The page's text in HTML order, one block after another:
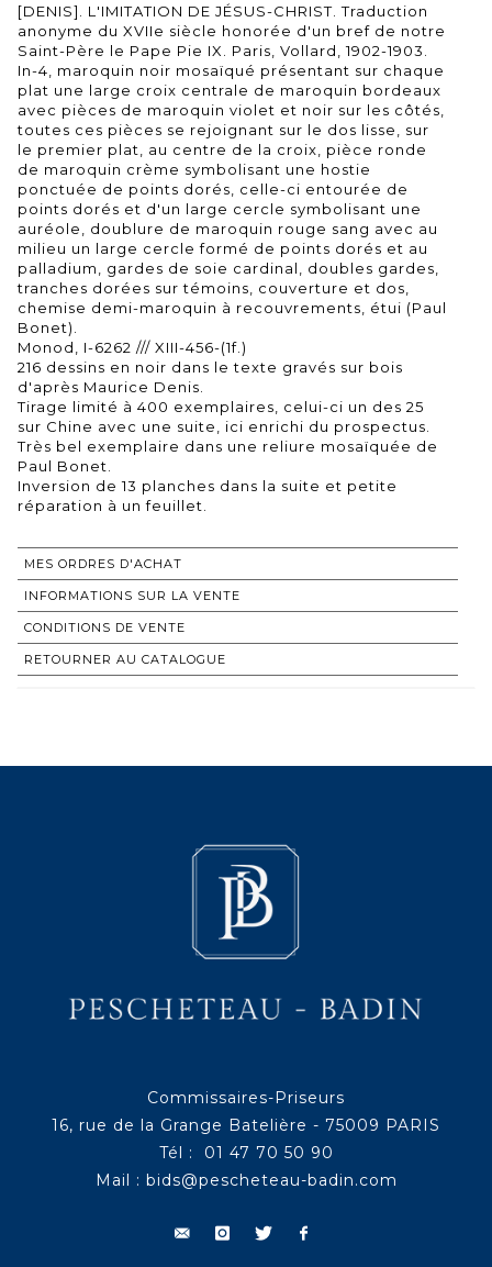
[DENIS]. L'IMITATION DE JÉSUS-CHRIST. Traduction
anonyme du XVIIe siècle honorée d'un bref de notre
Saint-Père le Pape Pie IX. Paris, Vollard, 1902-1903.
In-4, maroquin noir mosaïqué présentant sur chaque
plat une large croix centrale de maroquin bordeaux
avec pièces de maroquin violet et noir sur les côtés,
toutes ces pièces se rejoignant sur le dos lisse, sur
le premier plat, au centre de la croix, pièce ronde
de maroquin crème symbolisant une hostie
ponctuée de points dorés, celle-ci entourée de
points dorés et d'un large cercle symbolisant une
auréole, doublure de maroquin rouge sang avec au
milieu un large cercle formé de points dorés et au
palladium, gardes de soie cardinal, doubles gardes,
tranches dorées sur témoins, couverture et dos,
chemise demi-maroquin à recouvrements, étui (Paul
Bonet).
Monod, I-6262 /// XIII-456-(1f.)
216 dessins en noir dans le texte gravés sur bois
d'après Maurice Denis.
Tirage limité à 400 exemplaires, celui-ci un des 25
sur Chine avec une suite, ici enrichi du prospectus.
Très bel exemplaire dans une reliure mosaïquée de
Paul Bonet.
Inversion de 13 planches dans la suite et petite
réparation à un feuillet.
MES ORDRES D'ACHAT
INFORMATIONS SUR LA VENTE
CONDITIONS DE VENTE
RETOURNER AU CATALOGUE
Commissaires-Priseurs
16, rue de la Grange Batelière - 75009 PARIS
Tél : 01 47 70 50 90
Mail : bids@pescheteau-badin.com